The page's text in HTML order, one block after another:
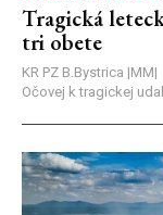
Tragická
tri obete
KR PZ B.Bystrica
Očovej k tragickej